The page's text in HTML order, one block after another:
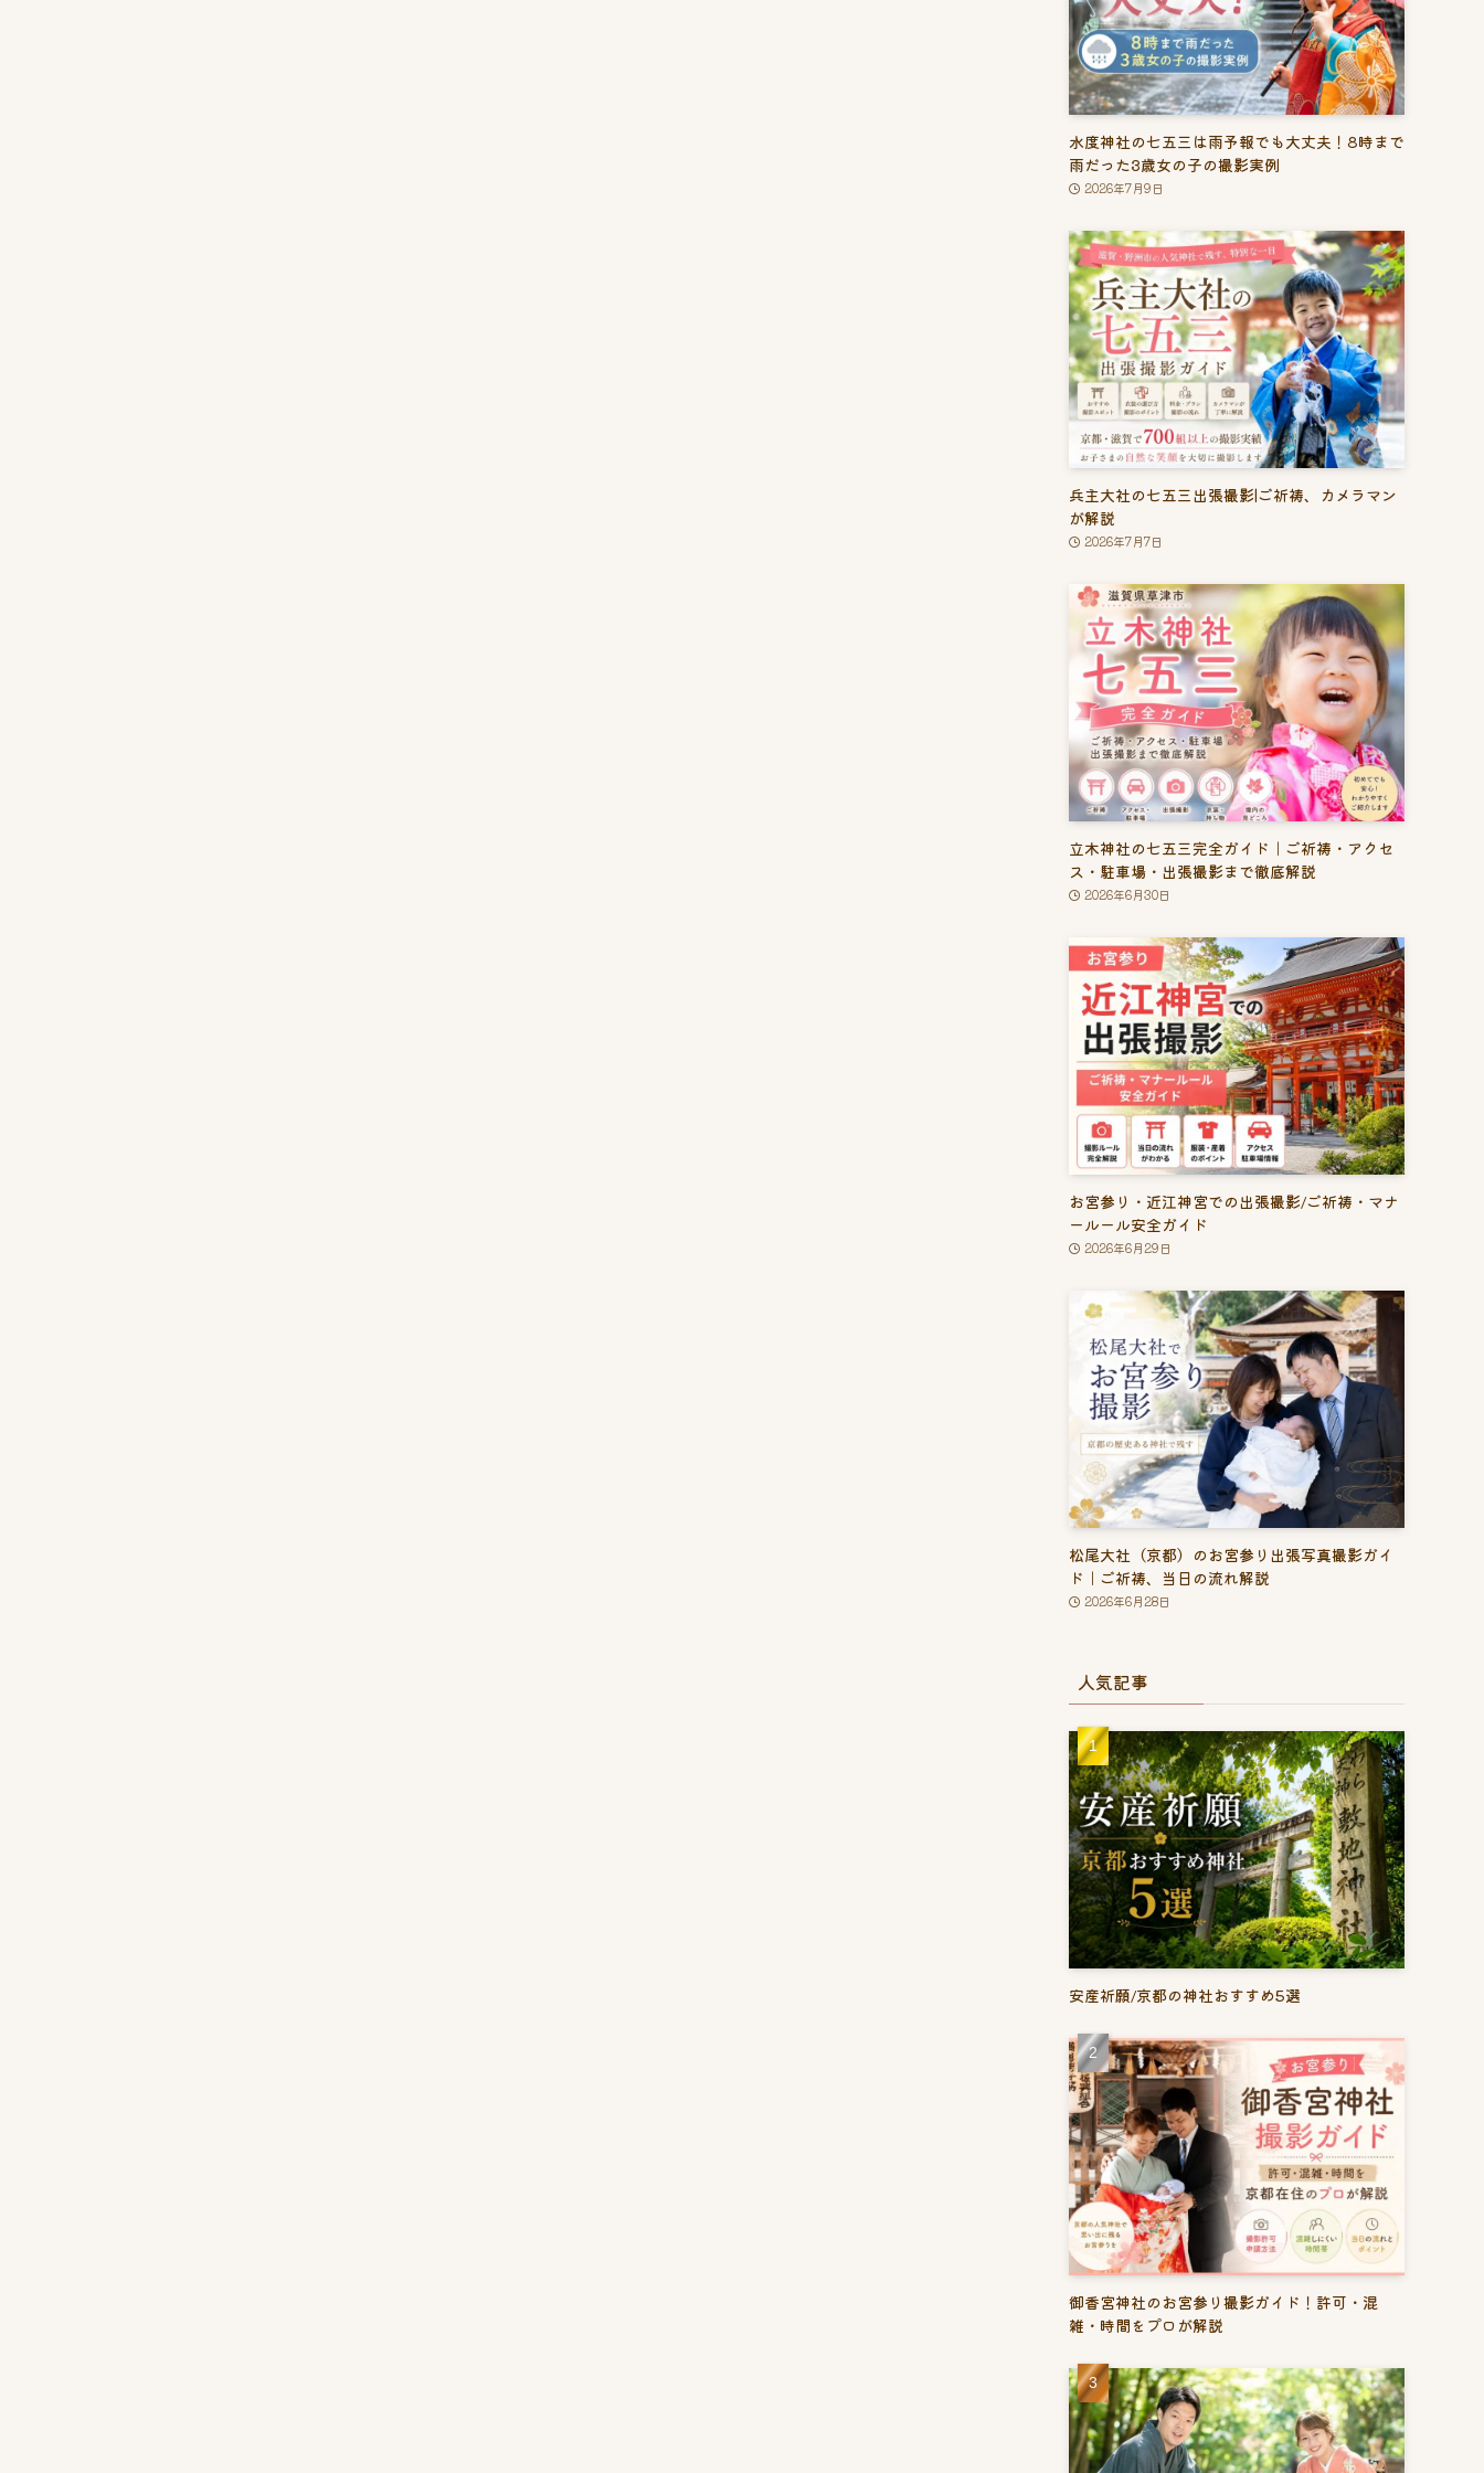
水度神社の七五三は雨予報でも大丈夫！8時まで
雨だった3歳女の子の撮影実例
2026年7月9日
兵主大社の七五三出張撮影|ご祈祷、カメラマン
が解説
2026年7月7日
立木神社の七五三完全ガイド｜ご祈祷・アクセ
ス・駐車場・出張撮影まで徹底解説
2026年6月30日
お宮参り・近江神宮での出張撮影/ご祈祷・マナ
ールール安全ガイド
2026年6月29日
松尾大社（京都）のお宮参り出張写真撮影ガイ
ド｜ご祈祷、当日の流れ解説
2026年6月28日
人気記事
安産祈願/京都の神社おすすめ5選
御香宮神社のお宮参り撮影ガイド！許可・混
雑・時間をプロが解説